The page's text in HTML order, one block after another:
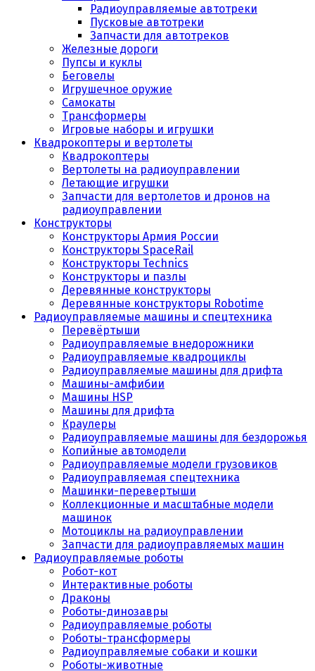
Радиоуправляемые автотреки
Пусковые автотреки
Запчасти для автотреков
Железные дороги
Пупсы и куклы
Беговелы
Игрушечное оружие
Самокаты
Трансформеры
Игровые наборы и игрушки
Квадрокоптеры и вертолеты
Квадрокоптеры
Вертолеты на радиоуправлении
Летающие игрушки
Запчасти для вертолетов и дронов на
радиоуправлении
Конструкторы
Конструкторы Армия России
Конструкторы SpaceRail
Конструкторы Technics
Конструкторы и пазлы
Деревянные конструкторы
Деревянные конструкторы Robotime
Радиоуправляемые машины и спецтехника
Перевёртыши
Радиоуправляемые внедорожники
Радиоуправляемые квадроциклы
Радиоуправляемые машины для дрифта
Машины-амфибии
Машины HSP
Машины для дрифта
Краулеры
Радиоуправляемые машины для бездорожья
Копийные автомодели
Радиоуправляемые модели грузовиков
Радиоуправляемая спецтехника
Машинки-перевертыши
Коллекционные и масштабные модели
машинок
Мотоциклы на радиоуправлении
Запчасти для радиоуправляемых машин
Радиоуправляемые роботы
Робот-кот
Интерактивные роботы
Драконы
Роботы-динозавры
Радиоуправляемые роботы
Роботы-трансформеры
Радиоуправляемые собаки и кошки
Роботы-животные